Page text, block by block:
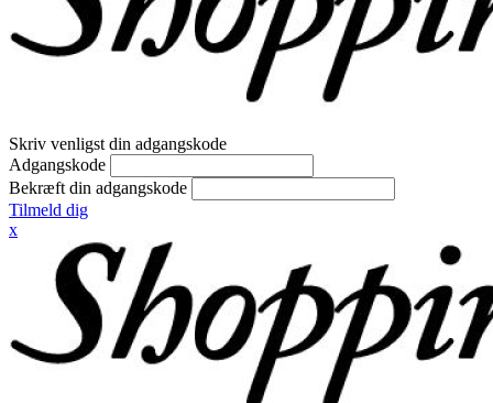
Skriv venligst din adgangskode
Adgangskode
Bekræft din adgangskode
Tilmeld dig
x